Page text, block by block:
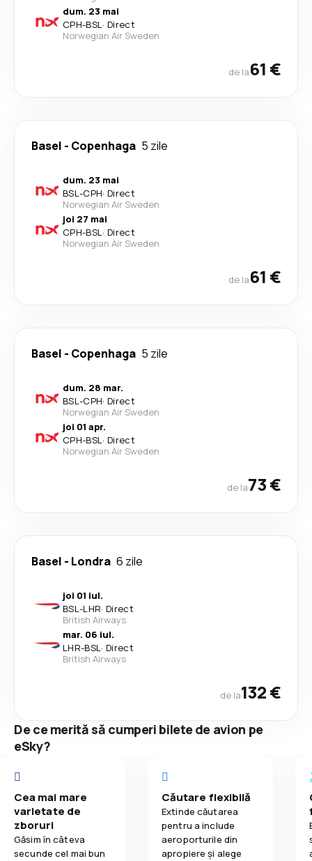
dum. 23 mai
CPH-BSL· Direct
Norwegian Air Sweden
de la61 €
Basel - Copenhaga 5 zile
dum. 23 mai
BSL-CPH· Direct
Norwegian Air Sweden
joi 27 mai
CPH-BSL· Direct
Norwegian Air Sweden
de la61 €
Basel - Copenhaga 5 zile
dum. 28 mar.
BSL-CPH· Direct
Norwegian Air Sweden
joi 01 apr.
CPH-BSL· Direct
Norwegian Air Sweden
de la73 €
Basel - Londra 6 zile
joi 01 iul.
BSL-LHR· Direct
British Airways
mar. 06 iul.
LHR-BSL· Direct
British Airways
de la132 €
De ce merită să cumperi bilete de avion pe
eSky?
Cea mai mare
varietate de
zboruri
Găsim în câteva
secunde cel mai bun
Căutare flexibilă
Extinde căutarea
pentru a include
aeroporturile din
apropiere și alege